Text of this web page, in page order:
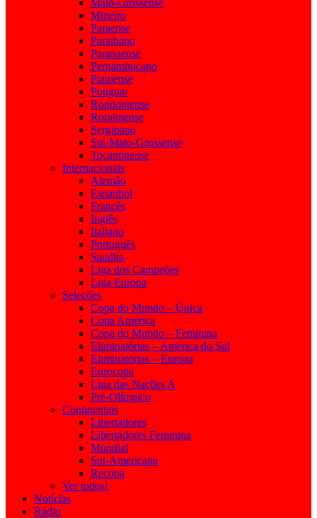
Mineiro
Paraense
Paraibano
Paranaense
Pernambucano
Piauiense
Potiguar
Rondoniense
Roraimense
Sergipano
Sul-Mato-Grossense
Tocantinense
Internacionais
Alemão
Espanhol
Francês
Inglês
Italiano
Português
Saudita
Liga dos Campeões
Liga Europa
Seleções
Copa do Mundo – Única
Copa América
Copa do Mundo – Feminina
Eliminatórias – América do Sul
Eliminatórias – Europa
Eurocopa
Liga das Nações A
Pré-Olímpico
Continentais
Libertadores
Libertadores Feminina
Mundial
Sul-Americana
Recopa
Ver todos!
Notícias
Rádio